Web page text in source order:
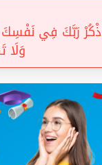
رَبَّكَ فِي نَفْسِكَ
وَلَا